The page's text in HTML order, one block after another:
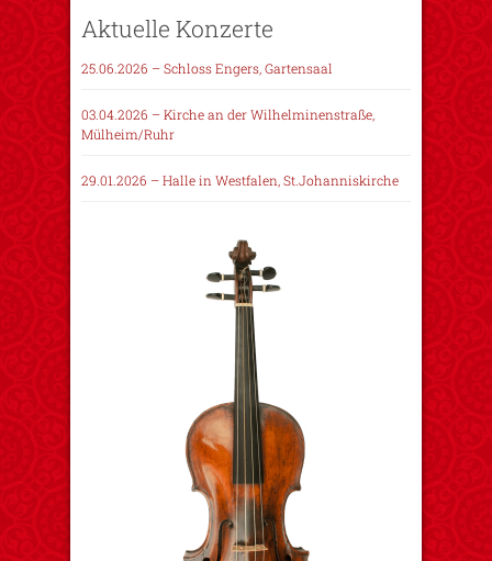
Aktuelle Konzerte
25.06.2026 – Schloss Engers, Gartensaal
03.04.2026 – Kirche an der Wilhelminenstraße,
Mülheim/Ruhr
29.01.2026 – Halle in Westfalen, St.Johanniskirche